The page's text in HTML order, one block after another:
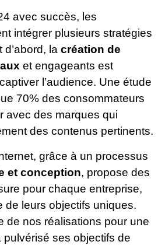
avec succès, les
intégrer plusieurs stratégies
d’abord, la création de
et engageants est
l’audience. Une étude
70% des consommateurs
avec des marques qui
des contenus pertinents.
grâce à un processus
et conception, propose des
pour chaque entreprise,
de leurs objectifs uniques.
de nos réalisations pour une
pulvérisé ses objectifs de